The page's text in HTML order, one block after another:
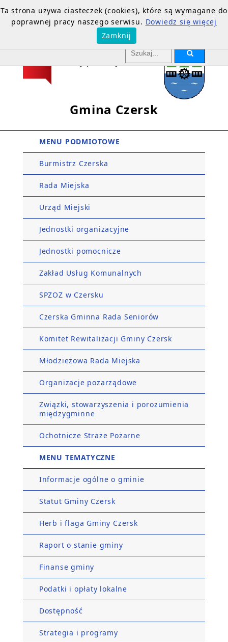
Gmina Czersk
MENU PODMIOTOWE
Burmistrz Czerska
Rada Miejska
Urząd Miejski
Jednostki organizacyjne
Jednostki pomocnicze
Zakład Usług Komunalnych
SPZOZ w Czersku
Czerska Gminna Rada Seniorów
Komitet Rewitalizacji Gminy Czersk
Młodzieżowa Rada Miejska
Organizacje pozarządowe
Związki, stowarzyszenia i porozumienia
międzygminne
Ochotnicze Straże Pożarne
MENU TEMATYCZNE
Informacje ogólne o gminie
Statut Gminy Czersk
Herb i flaga Gminy Czersk
Raport o stanie gminy
Finanse gminy
Podatki i opłaty lokalne
Dostępność
Strategia i programy
Ta strona używa ciasteczek (cookies), które są wymagane do
poprawnej pracy naszego serwisu. Dowiedz się więcej
Zamknij